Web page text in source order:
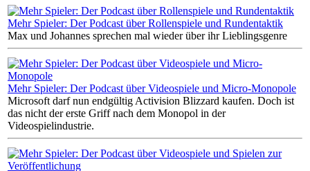
Mehr Spieler: Der Podcast über Rollenspiele und Rundentaktik
Max und Johannes sprechen mal wieder über ihr Lieblingsgenre
Mehr Spieler: Der Podcast über Videospiele und Micro-Monopole
Microsoft darf nun endgültig Activision Blizzard kaufen. Doch ist
das nicht der erste Griff nach dem Monopol in der
Videospielindustrie.